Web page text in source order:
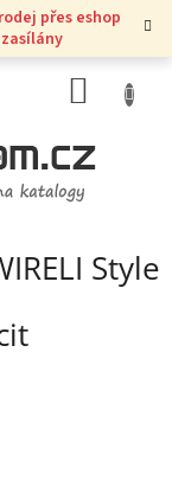
přes eshop
KOŠÍK
Style